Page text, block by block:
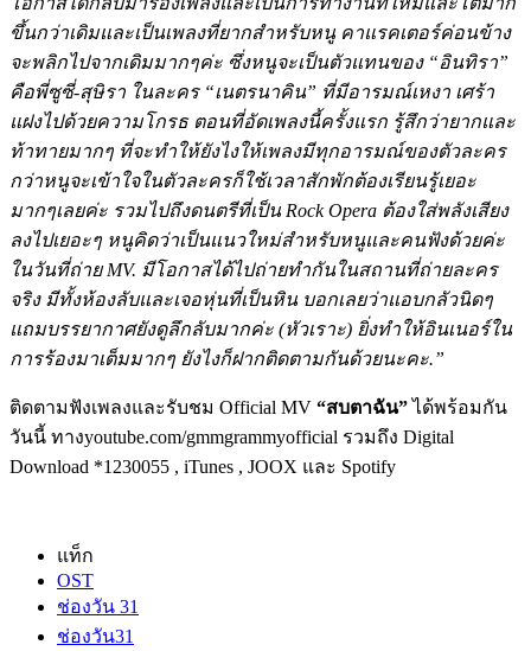
ขึ้นกว่าเดิมและเป็นเพลงที่ยากสำหรับหนู คาแรคเตอร์ค่อนข้าง
จะพลิกไปจากเดิมมากๆค่ะ ซึ่งหนูจะเป็นตัวแทนของ “อินทิรา”
คือพี่ซูซี่-สุษิรา ในละคร “เนตรนาคิน” ที่มีอารมณ์เหงา เศร้า
แฝงไปด้วยความโกรธ ตอนที่อัดเพลงนี้ครั้งแรก รู้สึกว่ายากและ
ท้าทายมากๆ ที่จะทำให้ยังไงให้เพลงมีทุกอารมณ์ของตัวละคร
กว่าหนูจะเข้าใจในตัวละครก็ใช้เวลาสักพักต้องเรียนรู้เยอะ
มากๆเลยค่ะ รวมไปถึงดนตรีที่เป็น Rock Opera ต้องใส่พลังเสียง
ลงไปเยอะๆ หนูคิดว่าเป็นแนวใหม่สำหรับหนูและคนฟังด้วยค่ะ
ในวันที่ถ่ายMV. มีโอกาสได้ไปถ่ายทำกันในสถานที่ถ่ายละคร
จริง มีทั้งห้องลับและเจอหุ่นที่เป็นหิน บอกเลยว่าแอบกลัวนิดๆ
แถมบรรยากาศยังดูลึกลับมากค่ะ (หัวเราะ) ยิ่งทำให้อินเนอร์ใน
การร้องมาเต็มมากๆ ยังไงก็ฝากติดตามกันด้วยนะคะ.”
ติดตามฟังเพลงและรับชม Official MV “สบตาฉัน”ได้พร้อมกัน
วันนี้ ทางyoutube.com/gmmgrammyofficial รวมถึง Digital
Download *1230055 , iTunes , JOOX และ Spotify
แท็ก
OST
ช่องวัน 31
ช่องวัน31